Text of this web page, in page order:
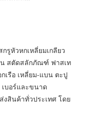
รูหัวหกเหลี่ยมเกลียว
น สตัดสลักภัณฑ์ ฟาสเท
เรือ เหลี่ยม-แบน ตะปู
บอร์และขนาด
สินค้าทั่วประเทศ โดย